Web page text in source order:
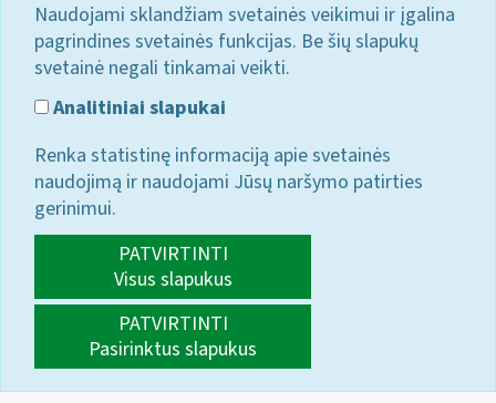
Naudojami sklandžiam svetainės veikimui ir įgalina
pagrindines svetainės funkcijas. Be šių slapukų
svetainė negali tinkamai veikti.
Analitiniai slapukai
Renka statistinę informaciją apie svetainės
naudojimą ir naudojami Jūsų naršymo patirties
gerinimui.
PATVIRTINTI
Visus slapukus
PATVIRTINTI
Pasirinktus slapukus